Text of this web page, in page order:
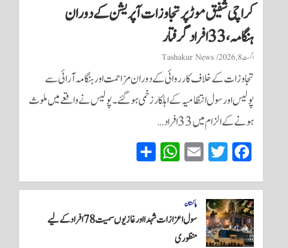
کراچی شفیق موڑ پر تجاوزات آپریشن کے دوران
ہنگامہ، 33 افراد گرفتار
اگست 8, 2026 Tashakur News
تجاوزات کے خلاف کارروائی کے دوران مزاحمت اور ہنگامہ آرائی سے
پولیس اور سول انتظامیہ کے اہلکار زخمی ہوگئے۔ پولیس نے واقعے میں ملوث
ہونے کے الزام میں 33 افراد…
Fa
ce
bo
ok
T
wi
tte
r
E
m
ail
W
ha
ts
A
pp
re
پاکستان
سول اعزازات شہدا اور غازیوں سمیت 78 افراد کے لیے
منظوری